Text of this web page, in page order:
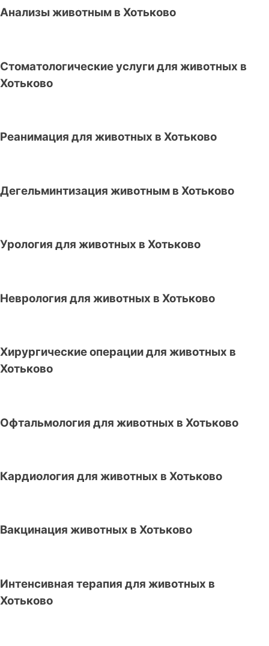
Анализы животным в Хотьково
Стоматологические услуги для животных в
Хотьково
Реанимация для животных в Хотьково
Дегельминтизация животным в Хотьково
Урология для животных в Хотьково
Неврология для животных в Хотьково
Хирургические операции для животных в
Хотьково
Офтальмология для животных в Хотьково
Кардиология для животных в Хотьково
Вакцинация животных в Хотьково
Интенсивная терапия для животных в
Хотьково